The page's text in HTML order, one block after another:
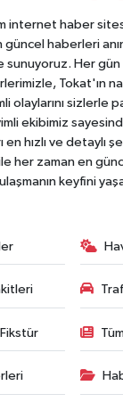
internet haber
haberleri
sunuyoruz. Her gün
Tokat'ın
olaylarını sizlerle
ekibimiz
en hızlı ve detaylı
her zaman en
ulaşmanın keyfini